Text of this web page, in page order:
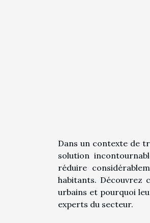
Dans un contexte de
solution
réduire
habitants. Découvrez
urbains et pourquoi
experts du secteur.